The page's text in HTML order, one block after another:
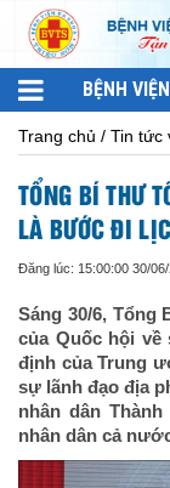
BỆNH
Trang chủ / Tin tức
TỔNG BÍ THƯ
LÀ BƯỚC ĐI
Đăng lúc: 15:00:00 30/
Sáng 30/6, Tổng
của Quốc hội về
định của Trung
sự lãnh đạo địa
nhân dân
nhân dân cả